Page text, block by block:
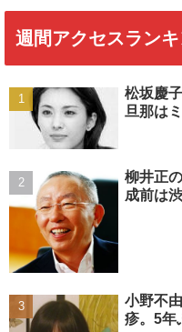
週間アクセスラン
松坂慶
旦那は
柳井正
成前は
小野不
疹。5年